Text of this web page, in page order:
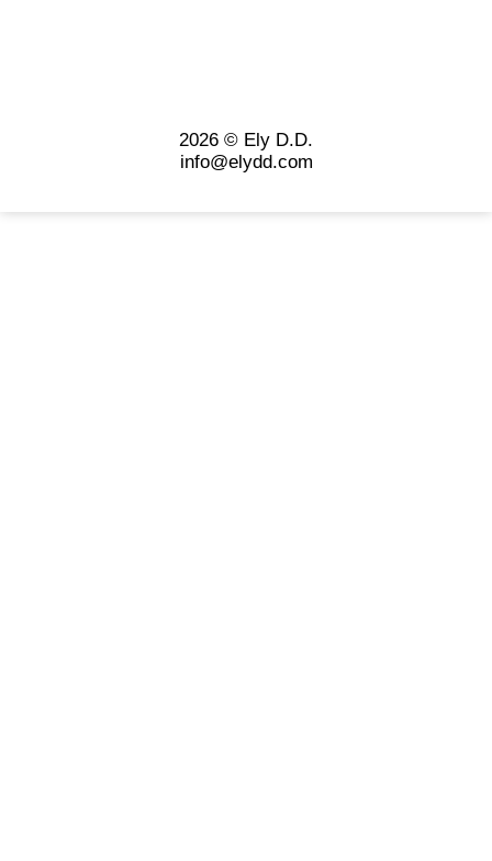
2026 © Ely D.D.
info@elydd.com